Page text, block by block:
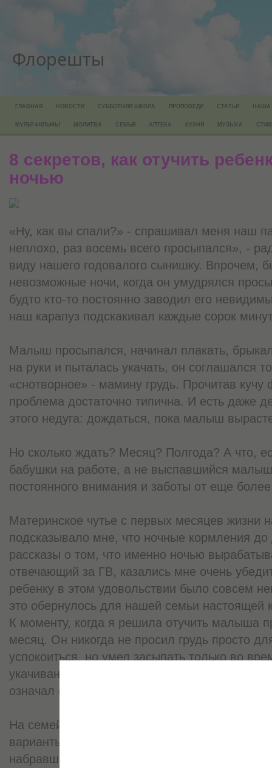
Флорешты
ГЛАВНАЯ НОВОСТИ СУББОТНЯЯ ШКОЛА ПРОПОВЕДИ СТАТЬИ НАША
МУЛЬТФИЛЬМЫ МОЛИТВА СЕМЬЯ АПТЕКА КУХНЯ МУЗЫКА
8 секретов, как отучить
ночью
«Ну, как вы спали?» - спрашивал меня наш
неплохо, раз восемь всего просыпался», -
виду нашего годовалого сынишку. Впрочем,
невозможные ночи, когда он умудрялся
будто кто-то постоянно заводил его
наш карапуз подскакивал каждые сорок
Малыш просыпался, начинал плакать,
на руки и пыталась укачать, он соглашался
«снотворное» - мамину грудь. Прочитав
проблема достаточно типична. И есть даже
этого недуга: дождаться, пока малыш
Но сколько ждать? Месяц? Полгода? А что,
бабушки на работе, а не выспавшийся малыш
постоянного внимания и заботы от еще
Материнское чутье с первых месяцев жизни
подсказывало мне, что ночные кормления
рассказы о том, что именно ночью
отвечающий за ГВ, казались мне очень
ребенку в этом удовольствии было совсем
это обернулось для нашей семьи настоящей
К моменту, когда я решила отучить малыша
месяц. Он никогда не просил грудь просто
успокоиться, но умел засыпать только во
укачиваний. Поэтому отказ от кормлений по
означал окончание грудного вскармливания.
На семейном совете мы постановили
варианты борьбы за здоровый сон и
набравшись терпения и четко спланировав